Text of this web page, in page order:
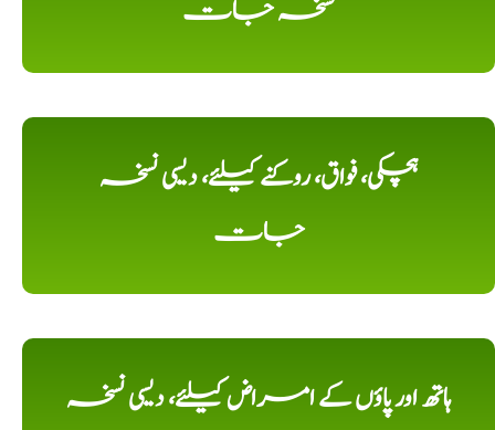
نسخہ جات
ہچکی، فواق، روکنے کیلئے، دیسی نسخہ
جات
ہاتھ اور پاؤں کے امراض کیلئے، دیسی نسخہ